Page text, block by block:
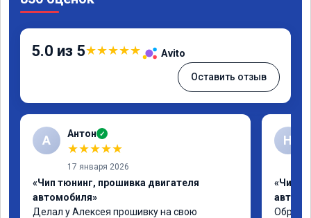
5.0 из 5★★★★★ Avito
Оставить отзыв
А Антон ✓
★★★★★
17 января 2026
«Чип тюнинг, прошивка двигателя
автомобиля»
Делал у Алексея прошивку на свою
Н
«Чип